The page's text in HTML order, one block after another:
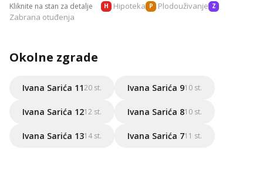
Kliknite na stan za detalje H Hipoteka P Plodouživanje Z
Zabrana otuđenja
Okolne zgrade
Ivana Sarića 1120 st. Ivana Sarića 910 st.
Ivana Sarića 1212 st. Ivana Sarića 810 st.
Ivana Sarića 1314 st. Ivana Sarića 711 st.